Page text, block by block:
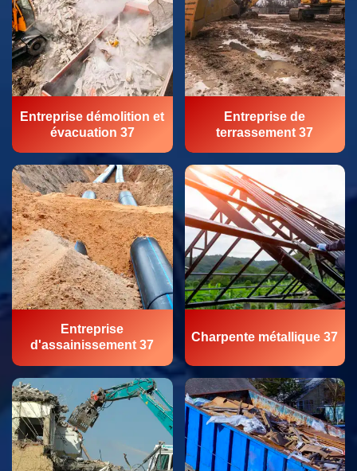
Entreprise démolition et
évacuation 37
Entreprise de
terrassement 37
Entreprise
d'assainissement 37
Charpente métallique 37